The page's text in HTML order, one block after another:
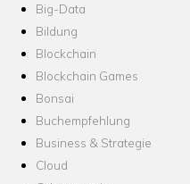
Big-Data
Bildung
Blockchain
Blockchain Games
Bonsai
Buchempfehlung
Business & Strategie
Cloud